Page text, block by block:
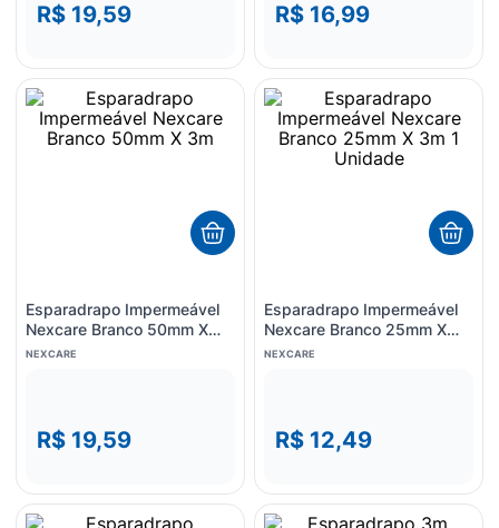
R$ 19,59 R$ 16,99
Esparadrapo Impermeável
Nexcare Branco 50mm X
3m
NEXCARE
R$ 19,59
Esparadrapo Impermeável
Nexcare Branco 25mm X
3m 1 Unidade
NEXCARE
R$ 12,49